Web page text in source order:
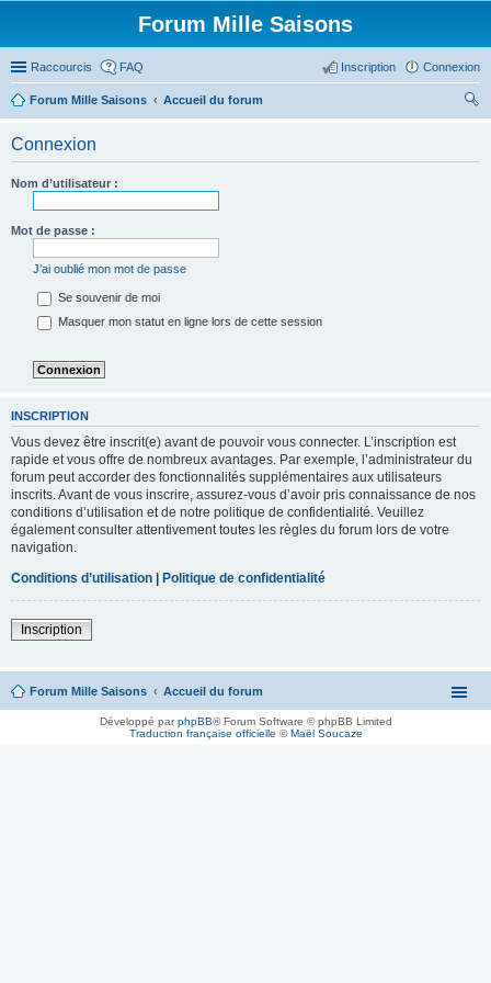
Forum Mille Saisons
Raccourcis FAQ Connexion
Inscription
Forum Mille Saisons
Accueil du forum
Connexion
Nom d’utilisateur :
Mot de passe :
J’ai oublié mon mot de passe
Se souvenir de moi
Masquer mon statut en ligne lors de cette session
INSCRIPTION
Vous devez être inscrit(e) avant de pouvoir vous connecter. L’inscription est
rapide et vous offre de nombreux avantages. Par exemple, l’administrateur du
forum peut accorder des fonctionnalités supplémentaires aux utilisateurs
inscrits. Avant de vous inscrire, assurez-vous d’avoir pris connaissance de nos
conditions d’utilisation et de notre politique de confidentialité. Veuillez
également consulter attentivement toutes les règles du forum lors de votre
navigation.
Conditions d’utilisation | Politique de confidentialité
Inscription
Forum Mille Saisons Accueil du forum
Développé parphpBB® Forum Software © phpBB Limited
Traduction française officielle ©Maël Soucaze